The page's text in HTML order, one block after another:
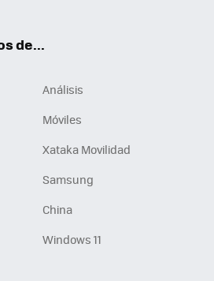
de...
Análisis
Móviles
Xataka Movilidad
Samsung
China
Windows 11